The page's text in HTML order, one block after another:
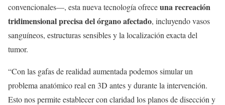
convencionales—, esta nueva tecnología ofreceuna recreación
tridimensional precisa del órgano afectado, incluyendo vasos
sanguíneos, estructuras sensibles y la localización exacta del
tumor.
“Con las gafas de realidad aumentada podemos simular un
problema anatómico real en 3D antes y durante la intervención.
Esto nos permite establecer con claridad los planos de disección y